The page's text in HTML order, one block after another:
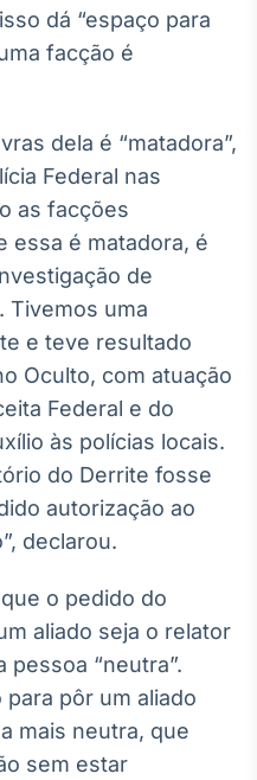
Conteúdos e
dados para
e telas
Broadcast
Curadoria
conteúdos
noticiosos
Broadcast
Radar
de
notícias e
Broadcast
Fundos
A melhor
para
fundos
investimento
no Brasil
dá “espaço para
facção é
dela é “matadora”,
Federal nas
as facções
essa é matadora, é
de
Tivemos uma
e teve resultado
Oculto, com atuação
Federal e do
às polícias locais.
do Derrite fosse
autorização ao
declarou.
o pedido do
aliado seja o relator
pessoa “neutra”.
pôr um aliado
mais neutra, que
sem estar